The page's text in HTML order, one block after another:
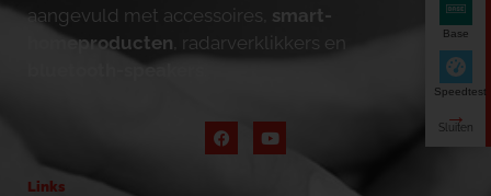
aangevuld met accessoires, smart-
homeproducten , radarverklikkers en
bluetooth-speakers
Links
Base
Speedtest